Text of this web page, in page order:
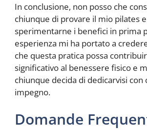
In conclusione, non posso che
chiunque di provare il mio pilates
sperimentarne i benefici in prima
esperienza mi ha portato a
che questa pratica possa
significativo al benessere fisico e
chiunque decida di dedicarvisi con
impegno.
Domande